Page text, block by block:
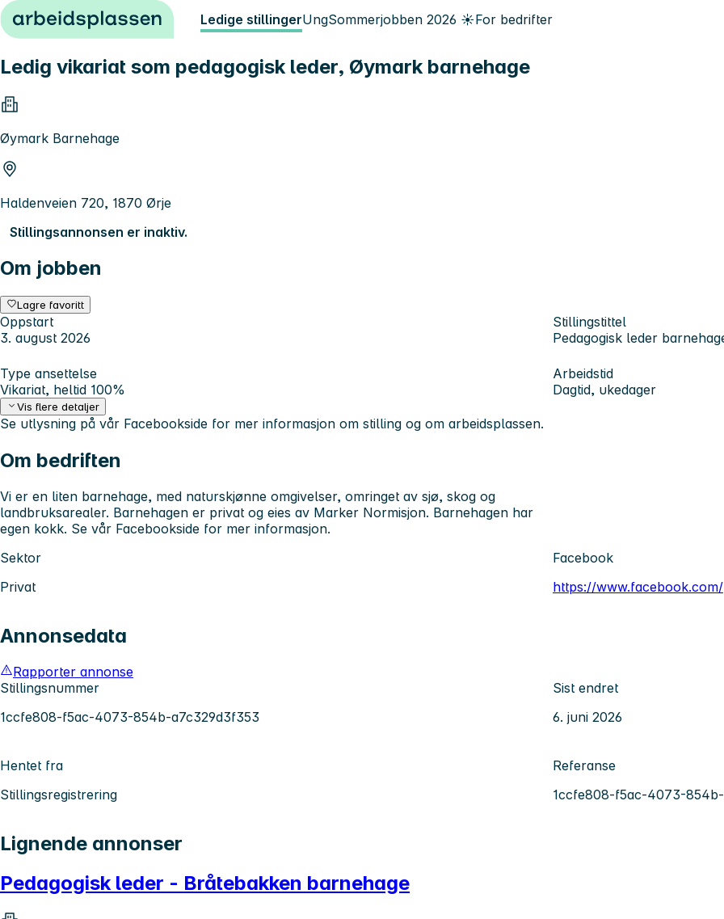
Hopp til innhold Ledige stillingerUngSommerjobben 2026 ☀️For bedrifter
Ledig vikariat som pedagogisk leder, Øymark barnehage
Øymark Barnehage
Haldenveien 720, 1870 Ørje
Stillingsannonsen er inaktiv.
Om jobben
Lagre favoritt
Oppstart
3. august 2026
Stillingstittel
Pedagogisk leder
Type ansettelse
Vikariat, heltid 100%
Arbeidstid
Dagtid, ukedager
Vis flere detaljer
Se utlysning på vår Facebookside for mer informasjon om stilling og om arbeidsplassen.
Om bedriften
Vi er en liten barnehage, med naturskjønne omgivelser, omringet av sjø, skog og
landbruksarealer. Barnehagen er privat og eies av Marker Normisjon. Barnehagen har
egen kokk. Se vår Facebookside for mer informasjon.
Sektor
Privat
Facebook
https://
Annonsedata
Rapporter annonse
Stillingsnummer
1ccfe808-f5ac-4073-854b-a7c329d3f353
Sist endret
6. juni 2026
Hentet fra
Stillingsregistrering
Referanse
1ccfe808-f5ac-4073-
Lignende annonser
Pedagogisk leder - Bråtebakken barnehage